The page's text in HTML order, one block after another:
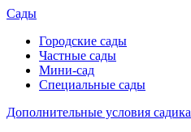
Сады
Городские сады
Частные сады
Мини-сад
Специальные сады
Дополнительные условия садика